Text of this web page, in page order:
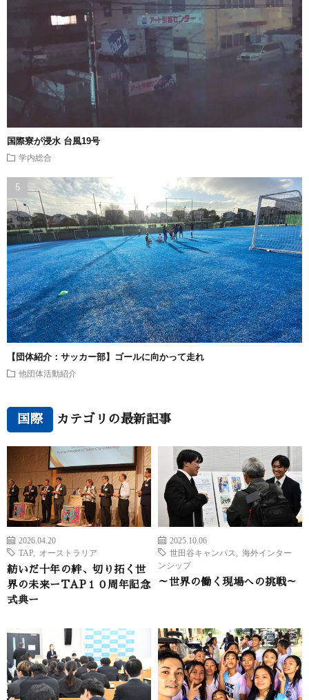
国際寮が浸水 台風19号
学内総合
【団体紹介：サッカー部】ゴールに向かって走れ
他団体活動紹介
国際 カテゴリの最新記事
2026.04.20
TAP
オーストラリア
紡いだ十年の絆、切り拓く世
界の未来ーTAP１０周年記念
式典ー
2025.10.06
世田谷キャンパス
海外インター
ンシップ
～世界の働く現場への挑戦～